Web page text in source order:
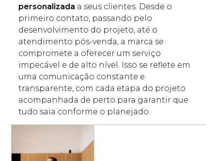
personalizada a seus clientes. Desde o
primeiro contato, passando pelo
desenvolvimento do projeto, até o
atendimento pós-venda, a marca se
compromete a oferecer um serviço
impecável e de alto nível. Isso se reflete em
uma comunicação constante e
transparente, com cada etapa do projeto
acompanhada de perto para garantir que
tudo saia conforme o planejado.